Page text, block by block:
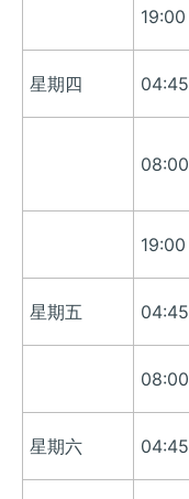
19:00
星期四 04:45
08:00
19:00
星期五 04:45
08:00
星期六 04:45